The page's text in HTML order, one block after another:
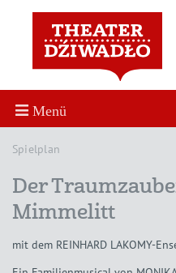
Menü
Spielplan
Der
Mimmelitt
mit dem REINHARD LAKOMY-